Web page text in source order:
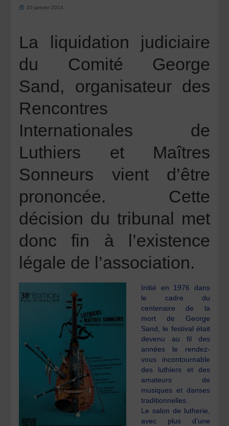
20 janvier 2014
La liquidation judiciaire
du Comité George
Sand, organisateur des
Rencontres
Internationales de
Luthiers et Maîtres
Sonneurs vient d’être
prononcée. Cette
décision du tribunal met
donc fin à l’existence
légale de l’association.
Initié en 1976 dans
le cadre du
centenaire de la
mort de George
Sand, le festival était
devenu au fil des
années le rendez-
vous incontournable
des luthiers et des
amateurs de
musiques et danses
traditionnelles.
Le salon de lutherie,
avec plus d’une